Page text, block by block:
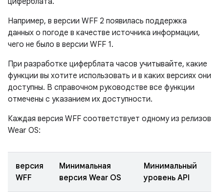
Например, в версии WFF 2 появилась поддержка
данных о погоде в качестве источника информации,
чего не было в версии WFF 1.
При разработке циферблата часов учитывайте, какие
функции вы хотите использовать и в каких версиях они
доступны. В справочном руководстве все функции
отмечены с указанием их доступности.
Каждая версия WFF соответствует одному из релизов
Wear OS:
версия
WFF
Минимальная
версия Wear OS
Минимальный
уровень API